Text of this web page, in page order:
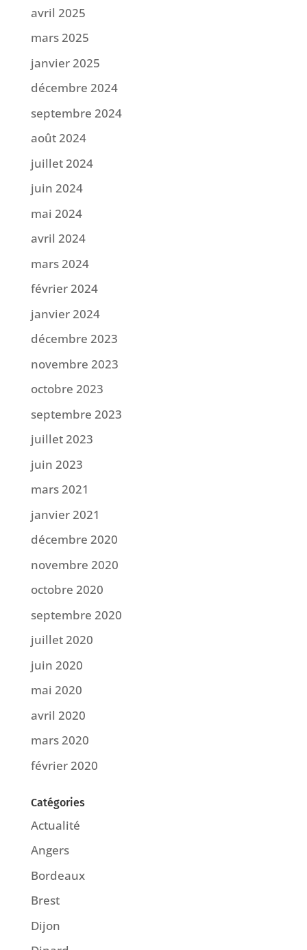
avril 2025
mars 2025
janvier 2025
décembre 2024
septembre 2024
août 2024
juillet 2024
juin 2024
mai 2024
avril 2024
mars 2024
février 2024
janvier 2024
décembre 2023
novembre 2023
octobre 2023
septembre 2023
juillet 2023
juin 2023
mars 2021
janvier 2021
décembre 2020
novembre 2020
octobre 2020
septembre 2020
juillet 2020
juin 2020
mai 2020
avril 2020
mars 2020
février 2020
Catégories
Actualité
Angers
Bordeaux
Brest
Dijon